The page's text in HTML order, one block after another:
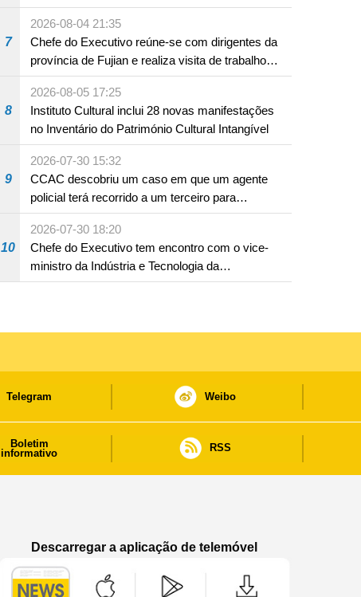
produto com substâncias medicamentosas
ocidentais
7
2026-08-04 21:35
Chefe do Executivo reúne-se com dirigentes da
província de Fujian e realiza visita de trabalho
em Fuzhou
8
2026-08-05 17:25
Instituto Cultural inclui 28 novas manifestações
no Inventário do Património Cultural Intangível
9
2026-07-30 15:32
CCAC descobriu um caso em que um agente
policial terá recorrido a um terceiro para
assumir por si a culpa na sequência de uma
infracção rodoviária
10
2026-07-30 18:20
Chefe do Executivo tem encontro com o vice-
ministro da Indústria e Tecnologia da
Informação
Telegram Weibo
Boletim
informativo
RSS
Descarregar a aplicação de telemóvel